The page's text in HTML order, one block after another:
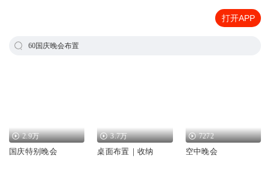
打开APP
60国庆晚会布置
2.9万
国庆特别晚会
3.7万
桌面布置｜收纳
7272
空中晚会